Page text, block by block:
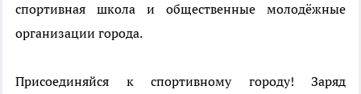
спортивная школа и общественные молодёжные
организации города.
Присоединяйся к спортивному городу! Заряд